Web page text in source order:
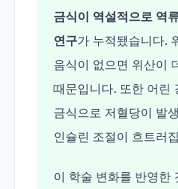
금식이 역설적으로 역
연구가 누적됐습니다.
음식이 없으면 위산이
때문입니다. 또한 어린
금식으로 저혈당이 발
인슐린 조절이 흐트러
이 학술 변화를 반영한